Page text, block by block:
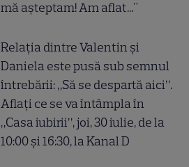
mă așteptam! Am aflat..."
Relația dintre Valentin și
Daniela este pusă sub semnul
întrebării: „Să se despartă aici”.
Aflați ce se va întâmpla în
„Casa iubirii”, joi, 30 iulie, de la
10:00 și 16:30, la Kanal D